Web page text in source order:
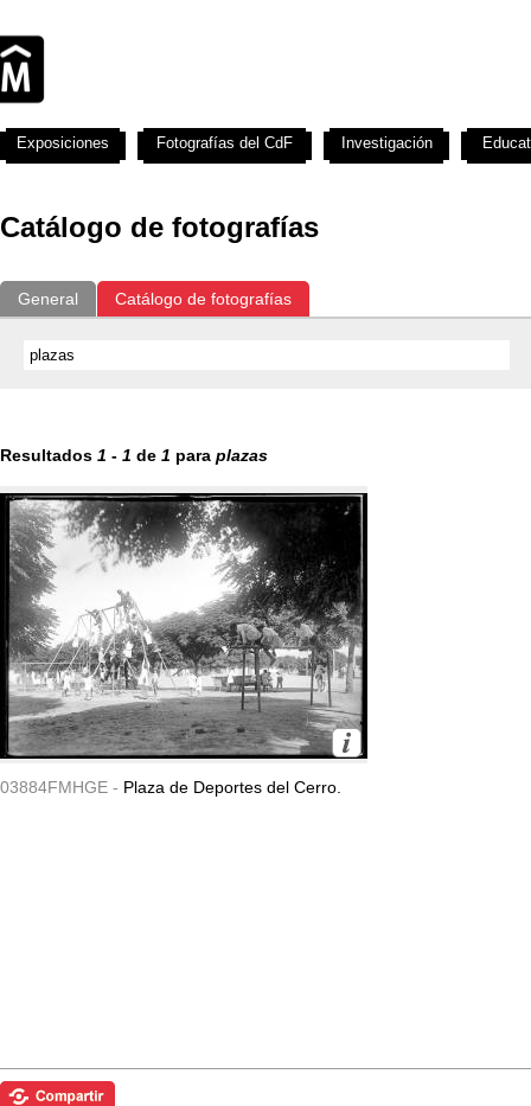
Catálogo de fotografías
General Catálogo de fotografías
Resultados 1 - 1 de 1 para plazas
03884FMHGE - Plaza de Deportes del Cerro.
Exposiciones Fotografías del CdF Investigación